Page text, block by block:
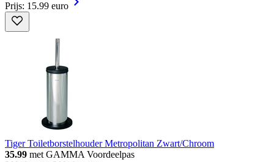
Prijs: 15.99 euro
Tiger Toiletborstelhouder Metropolitan Zwart/Chroom
35.99 met GAMMA Voordeelpas